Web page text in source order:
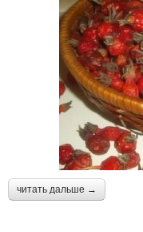
читать дальше →